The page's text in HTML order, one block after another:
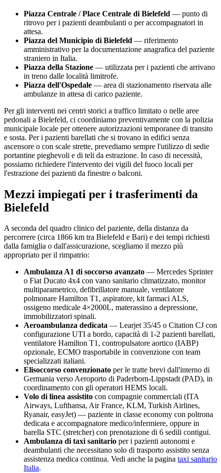
Piazza Centrale / Place Centrale di Bielefeld — punto di
ritrovo per i pazienti deambulanti o per accompagnatori in
attesa.
Piazza del Municipio di Bielefeld — riferimento
amministrativo per la documentazione anagrafica del paziente
straniero in Italia.
Piazza della Stazione — utilizzata per i pazienti che arrivano
in treno dalle località limitrofe.
Piazza dell'Ospedale — area di stazionamento riservata alle
ambulanze in attesa di carico paziente.
Per gli interventi nei centri storici a traffico limitato o nelle aree
pedonali a Bielefeld, ci coordiniamo preventivamente con la polizia
municipale locale per ottenere autorizzazioni temporanee di transito
e sosta. Per i pazienti barellati che si trovano in edifici senza
ascensore o con scale strette, prevediamo sempre l'utilizzo di sedie
portantine pieghevoli e di teli da estrazione. In caso di necessità,
possiamo richiedere l'intervento dei vigili del fuoco locali per
l'estrazione dei pazienti da finestre o balconi.
Mezzi impiegati per i trasferimenti da
Bielefeld
A seconda del quadro clinico del paziente, della distanza da
percorrere (circa 1866 km tra Bielefeld e Bari) e dei tempi richiesti
dalla famiglia o dall'assicurazione, scegliamo il mezzo più
appropriato per il rimpatrio:
Ambulanza A1 di soccorso avanzato — Mercedes Sprinter
o Fiat Ducato 4x4 con vano sanitario climatizzato, monitor
multiparametrico, defibrillatore manuale, ventilatore
polmonare Hamilton T1, aspiratore, kit farmaci ALS,
ossigeno medicale 4×2000L, materassino a depressione,
immobilizzatori spinali.
Aeroambulanza dedicata — Learjet 35/45 o Citation CJ con
configurazione UTI a bordo, capacità di 1-2 pazienti barellati,
ventilatore Hamilton T1, contropulsatore aortico (IABP)
opzionale, ECMO trasportabile in convenzione con team
specializzati italiani.
Elisoccorso convenzionato per le tratte brevi dall'interno di
Germania versoAeroporto di Paderborn-Lippstadt (PAD), in
coordinamento con gli operatori HEMS locali.
Volo di linea assistito con compagnie commerciali (ITA
Airways, Lufthansa, Air France, KLM, Turkish Airlines,
Ryanair, easyJet) — paziente in classe economy con poltrona
dedicata e accompagnatore medico/infermiere, oppure in
barella STC (stretcher) con prenotazione di 6 sedili contigui.
Ambulanza di taxi sanitario per i pazienti autonomi e
deambulanti che necessitano solo di trasporto assistito senza
assistenza medica continua. Vedi anche la pagina taxi sanitario
Italia.